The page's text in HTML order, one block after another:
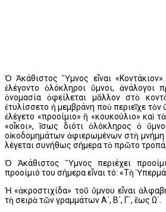
Ὁ Ἀκάθιστος Ὕμνος εἶναι
ἐλέγοντο ὁλόκληροι ὕμνοι, ἀνάλογοι
ὀνομασία ὀφείλεται μᾶλλον στὸ
ἐτυλίσσετο ἡ μεμβράνη ποὺ περιεῖχε
ἐλέγετο «προοίμιο» ἢ «κουκούλιο» καὶ
«οἶκοι», ἴσως διότι ὁλόκληρος ὁ
οἰκοδομημάτων ἀφιερωμένων στὴ μνήμη
λέγεται συνήθως σήμερα τὸ πρῶτο
Ὁ Ἀκάθιστος Ὕμνος περιέχει
προοίμιό του σήμερα εἶναι τό: «Τὴ
Ἡ «ἀκροστιχίδα» τοῦ ὕμνου εἶναι
τὴ σειρὰ τῶν γραμμάτων Α΄, Β΄, Γ΄, ἕως Ω΄.